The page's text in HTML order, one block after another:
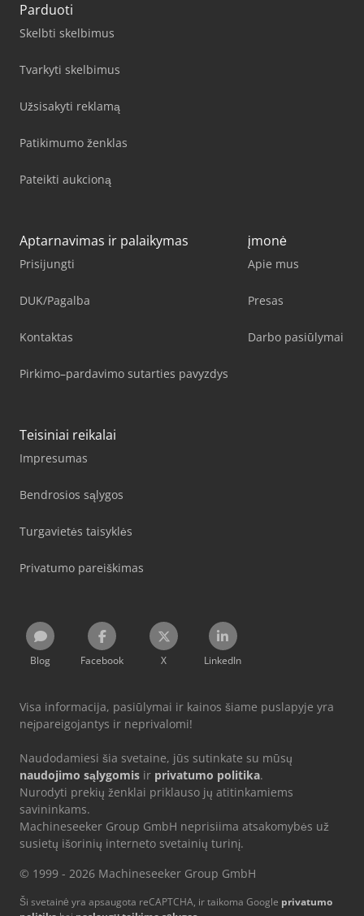
Parduoti
Skelbti skelbimus
Tvarkyti skelbimus
Užsisakyti reklamą
Patikimumo ženklas
Pateikti aukcioną
Aptarnavimas ir palaikymas
Prisijungti
DUK/Pagalba
Kontaktas
Pirkimo–pardavimo sutarties pavyzdys
įmonė
Apie mus
Presas
Darbo pasiūlymai
Teisiniai reikalai
Impresumas
Bendrosios sąlygos
Turgavietės taisyklės
Privatumo pareiškimas
Blog Facebook X LinkedIn
Visa informacija, pasiūlymai ir kainos šiame puslapyje yra
neįpareigojantys ir neprivalomi!
Naudodamiesi šia svetaine, jūs sutinkate su mūsų
naudojimo sąlygomis ir privatumo politika.
Nurodyti prekių ženklai priklauso jų atitinkamiems
savininkams.
Machineseeker Group GmbH neprisiima atsakomybės už
susietų išorinių interneto svetainių turinį.
© 1999 - 2026 Machineseeker Group GmbH
Ši svetainė yra apsaugota reCAPTCHA, ir taikoma Google privatumo